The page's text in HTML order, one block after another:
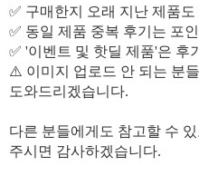
✅ 구매한지 오래 지난 제품
✅ 동일 제품 중복 후기는 포
✅ '이벤트 및 핫딜 제품'은 후
⚠️ 이미지 업로드 안 되는 분
도와드리겠습니다.
다른 분들에게도 참고할 수
주시면 감사하겠습니다.